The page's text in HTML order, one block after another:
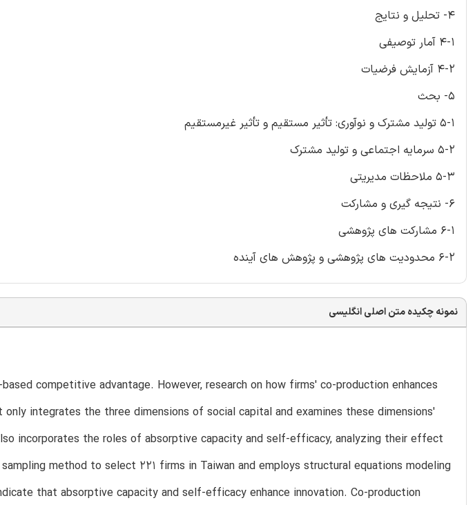
4- تحلیل و نتایج
4-1 آمار توصیفی
4-2 آزمایش فرضیات
5- بحث
5-1 تولید مشترک و نوآوری: تأثیر مستقیم و تأثیر غیرمستقیم
5-2 سرمایه اجتماعی و تولید مشترک
5-3 ملاحظات مدیریتی
6- نتیجه گیری و مشارکت
6-1 مشارکت های پژوهشی
6-2 محدودیت های پژوهشی و پژوهش های آینده
نمونه چکیده متن اصلی انگلیسی
competitive advantage. However, research on how firms' co-production enhances
integrates the three dimensions of social capital and examines these dimensions'
incorporates the roles of absorptive capacity and self-efficacy, analyzing their effect
method to select 221 firms in Taiwan and employs structural equations modeling
that absorptive capacity and self-efficacy enhance innovation. Co-production